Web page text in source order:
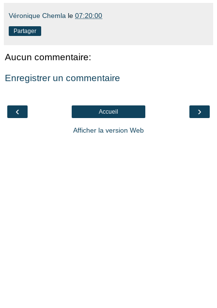
Véronique Chemla le 07:20:00
Partager
Aucun commentaire:
Enregistrer un commentaire
‹ ›
Accueil
Afficher la version Web